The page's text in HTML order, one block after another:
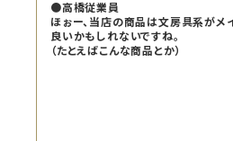
●高橋従業員
ほぉー、当店の商品は文房具系がメ
良いかもしれないですね。
（たとえばこんな商品とか）